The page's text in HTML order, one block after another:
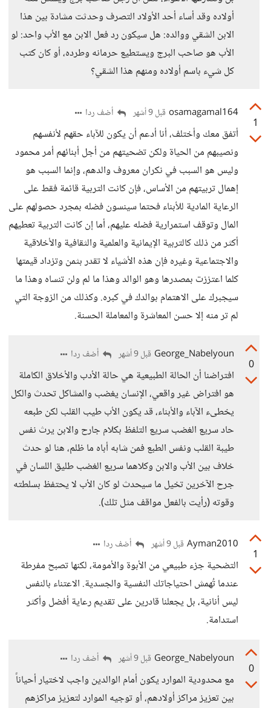
أولاده وقد أساء أحد الأولاد التصرف وحدثت مشادة بين هذا
الابن الشقي ووالده: هل سيكون رد فعل الابن مع الأب واحد: لو
الأب هو صاحب البرج ويستطيع حرمانه وطرده، أو كان كتب
كل شيء باسم أولاده ومنهم هذا الشقي؟
1
osamagamal164 قبل 9 أشهر أضف ردا
أتفق معك وأختلف، أنا أدعم أن يكون للآباء حقهم لأنفسهم
ونصيبهم من الحياة ولكن تضحيتهم من أجل أبنائهم أمر محمود
وليس هو السبب في نكران معروف والدهم، وإنما السبب هو
إهمال تربيتهم من الأساس، فإن كانت التربية قائمة فقط على
الرعاية المادية للأبناء فحتما سينسون فضله بمجرد حصولهم على
المال وتوقف استمرارية فضله عليهم، أما إن كانت التربية تعطيهم
أكثر من ذلك كالتربية الإيمانية والعلمية والثقافية والأخلاقية
والاجتماعية وغيره فإن هذه الأشياء لا تقدر بثمن وتزداد قيمتها
كلما اعتززت بمصدرها وهو الوالد وهذا ما لم ولن تنساه وهذا ما
سيجبرك على الاهتمام بوالدك في كبره. وكذلك من الزوجة التي
لم تر منه إلا حسن المعاشرة والمعاملة الحسنة.
0
George_Nabelyoun قبل 9 أشهر أضف ردا
افتراضنا أن الحالة الطبيعية هي حالة الأدب والأخلاق الكاملة
هو افتراض غير واقعي، الإنسان يغضب والمشاكل تحدث والكل
يخطىء الآباء والأبناء، قد يكون الأب طيب القلب لكن طبعه
حاد سريع الغضب سريع التلفظ بكلام جارح والابن يرث نفس
طيبة القلب ونفس الطبع فمن شابه أباه ما ظلم، هنا لو حدث
خلاف بين الأب والابن وكلاهما سريع الغضب طليق اللسان في
جرح الآخرين تخيل ما سيحدث لو كان الأب لا يحتفظ بسلطته
وقوته (رأيت بالفعل مواقف مثل تلك).
1
Ayman2010 قبل 9 أشهر أضف ردا
التضحية جزء طبيعي من الأبوة والأمومة، لكنها تصبح مفرطة
عندما تُهمش احتياجاتك النفسية والجسدية. الاعتناء بالنفس
ليس أنانية، بل يجعلنا قادرين على تقديم رعاية أفضل وأكثر
استدامة.
0
George_Nabelyoun قبل 9 أشهر أضف ردا
مع محدودية الموارد يكون أمام الوالدين واجب لاختيار أحياناً
بين تعزيز مراكز أولادهم، أو توجيه الموارد لتعزيز مراكزهم